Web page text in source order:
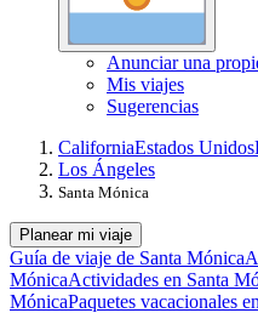
Anunciar una
Mis viajes
Sugerencias
CaliforniaEstados Unidos
Los Ángeles
Santa Mónica
Planear mi viaje
Guía de viaje de Santa Mónica
MónicaActividades en Santa
MónicaPaquetes vacacionales